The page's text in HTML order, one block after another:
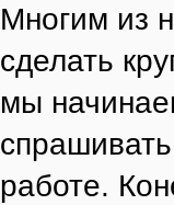
Многим из
сделать
мы
работе.